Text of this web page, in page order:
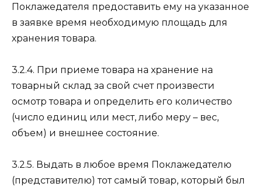
Поклажедателя предоставить ему на указанное
в заявке время необходимую площадь для
хранения товара.
3.2.4. При приеме товара на хранение на
товарный склад за свой счет произвести
осмотр товара и определить его количество
(число единиц или мест, либо меру – вес,
объем) и внешнее состояние.
3.2.5. Выдать в любое время Поклажедателю
(представителю) тот самый товар, который был